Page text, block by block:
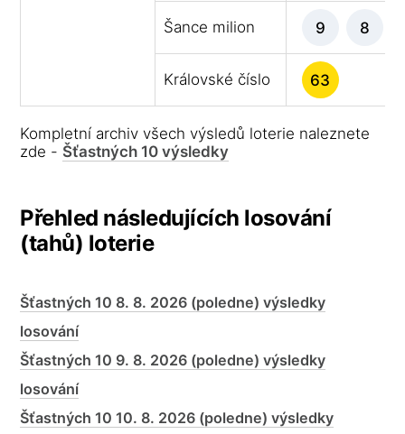
Šance milion 9 8
Královské číslo 63
Kompletní archiv všech výsledů loterie naleznete
zde - Šťastných 10 výsledky
Přehled následujících losování
(tahů) loterie
Šťastných 10 8. 8. 2026 (poledne) výsledky
losování
Šťastných 10 9. 8. 2026 (poledne) výsledky
losování
Šťastných 10 10. 8. 2026 (poledne) výsledky